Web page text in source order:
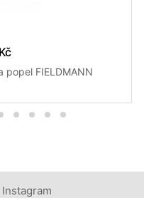
popel FIELDMANN
Instagram